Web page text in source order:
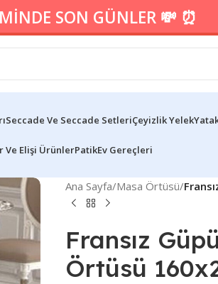
SON GÜNLER 💸 ⏰
Seccade Ve Seccade SetleriÇeyizlik Yelek
Ve Elişi ÜrünlerPatikEv Gereçleri
Ana Sayfa/Masa Örtüsü/
Fransız
Örtüsü